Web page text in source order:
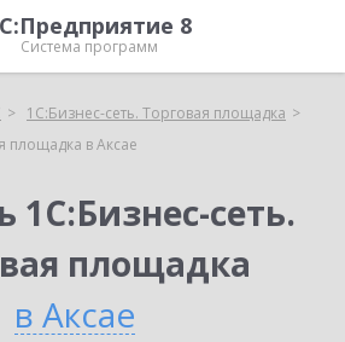
8
Система программ
1С:Бизнес-сеть. Торговая площадка
площадка в Аксае
1С:Бизнес-сеть.
площадка
в Аксае